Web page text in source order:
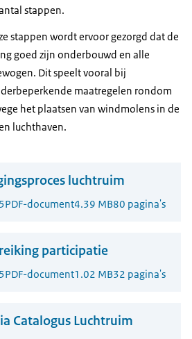
stappen.
stappen wordt ervoor gezorgd dat de
goed zijn onderbouwd en alle
Dit speelt vooral bij
maatregelen rondom
het plaatsen van windmolens in de
luchthaven.
luchtruim
PDF-document4.39 MB80 pagina's
participatie
PDF-document1.02 MB32 pagina's
Catalogus Luchtruim